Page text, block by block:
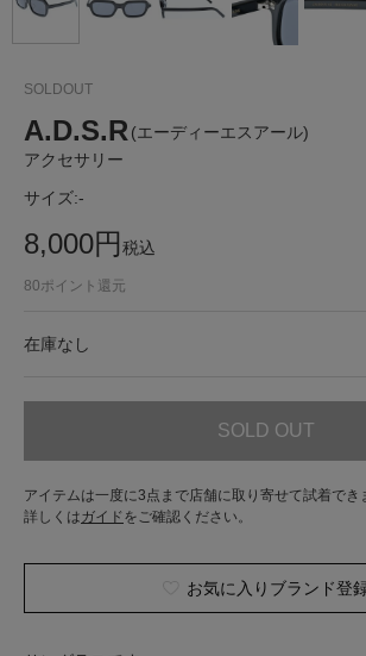
SOLDOUT
A.D.S.R (エーディーエスアール)
アクセサリー
サイズ:-
8,000円税込
80ポイント還元
在庫なし
SOLD OUT
アイテムは一度に3点まで店舗に取り寄せて試着でき
詳しくはガイド をご確認ください。
お気に入りブランド登